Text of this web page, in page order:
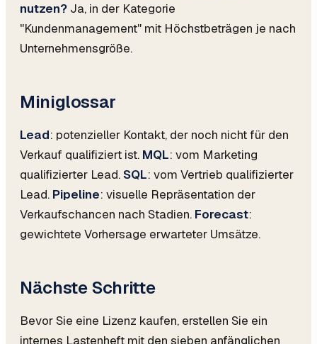
nutzen? Ja, in der Kategorie
"Kundenmanagement" mit Höchstbeträgen je nach
Unternehmensgröße.
Miniglossar
Lead: potenzieller Kontakt, der noch nicht für den
Verkauf qualifiziert ist. MQL: vom Marketing
qualifizierter Lead.SQL: vom Vertrieb qualifizierter
Lead. Pipeline: visuelle Repräsentation der
Verkaufschancen nach Stadien. Forecast:
gewichtete Vorhersage erwarteter Umsätze.
Nächste Schritte
Bevor Sie eine Lizenz kaufen, erstellen Sie ein
internes Lastenheft mit den sieben anfänglichen